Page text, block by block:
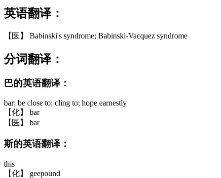
英语翻译：
【医】 Babinski's syndrome; Babinski-Vacquez syndrome
分词翻译：
巴的英语翻译：
bar; be close to; cling to; hope earnestly
【化】 bar
【医】 bar
斯的英语翻译：
this
【化】 geepound